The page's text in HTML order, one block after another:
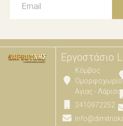
Εργοστάσιο
Κόμβος
Αγιας -
2410972252